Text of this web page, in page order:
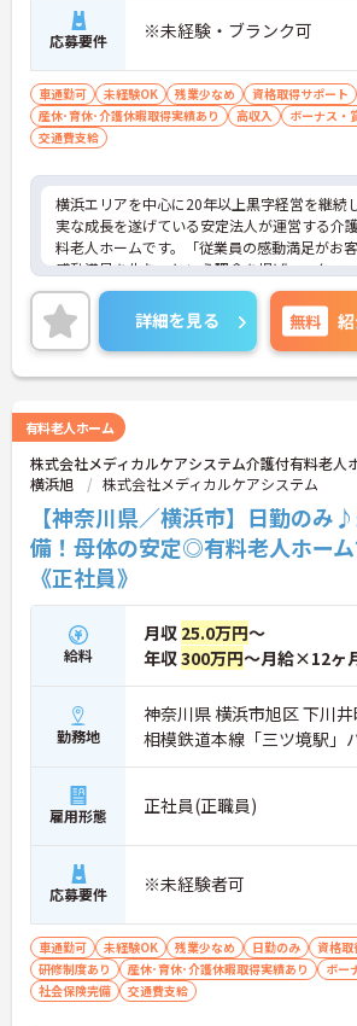
応募要件 ※未経験・ブランク可
車通勤可 未経験OK 残業少なめ 資格取得サポート
産休･育休･介護休暇取得実績あり
高収入 ボーナス・
交通費支給
横浜エリアを中心に20年以上黒字経営を継続
実な成長を遂げている安定法人が運営する介
料老人ホームです。「従業員の感動満足がお
感動満足を生む」という理念を掲げ、スタッ
きやすさを第一に考えた環境整備に力を入れ
す。全拠点共通で「眠りスキャン」やインカム
ア記録ソフトなどの最新ICT機器を導入してお
務の効率化とスタッフの身体的負担の軽減を
ています。介護福祉士の専門資格を高く評価
万円以上を目指せる高水準の待遇が魅力です
ジメント研修など、入職後の成長を後押しする
制度も整備されており、入居者様一人ひとり
くり向き合いながら、高いモチベーションを持
ご自身のキャリアを磨いていける優れた環境
ています。
★おすすめPOINT★
【残業が少なく、無理のないペースで働ける環
・業務管理体制を整えていることで、退勤後の
イベートな予定を立てやすく、心身のゆとりを
ながら就業できます
・育児時間短縮勤務もあり、ライフスタイル
にも柔軟に対応しながら働き続けることが期
ます
【専門資格が評価され、高い収入を目指せます
・介護福祉士に特化した手当を支給しており、
・永年勤続表彰や業績貢献に対する特別表彰制
設けているため、現場での日々の努力や実績が
に評価され、モチベーションを高めながら業
り組める環境です
【地域に根ざした安定基盤のもとでキャリア
ます】
詳細を見る 無料
有料老人ホーム
株式会社メディカルケアシステム介護付有料老人
横浜旭
株式会社メディカルケアシステム
【神奈川県／横浜市】日勤のみ
備！母体の安定◎有料老人ホー
《正社員》
給料
月収 25.0万円～
年収300万円～月給×12ヶ
勤務地
神奈川県 横浜市旭区 下川
相模鉄道本線「三ツ境駅」
雇用形態 正社員(正職員)
応募要件 ※未経験者可
車通勤可 未経験OK 残業少なめ 日勤のみ
資格取
研修制度あり
産休･育休･介護休暇取得実績あり
ボー
社会保険完備
交通費支給